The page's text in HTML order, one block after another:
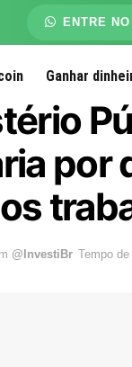
ENTRE
Ganhar
por
@InvestiBr Tempo